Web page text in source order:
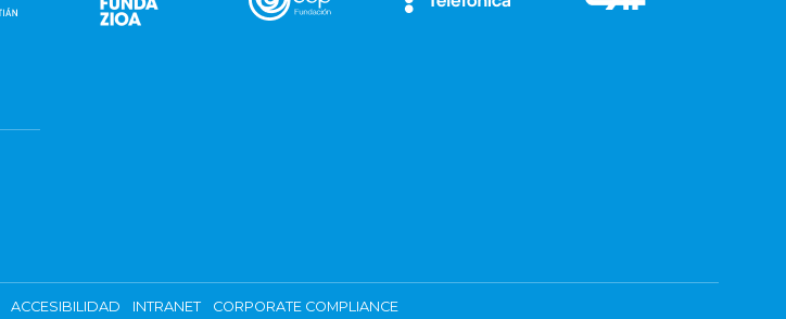
ACCESIBILIDAD INTRANET CORPORATE COMPLIANCE